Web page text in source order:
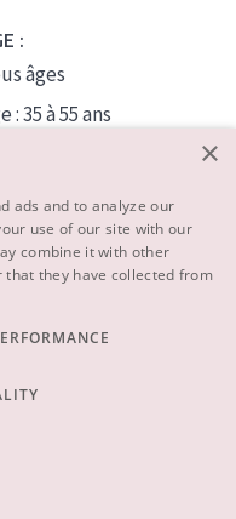
:
âges
: 35 à 55 ans
×
ads and to analyze our
use of our site with our
combine it with other
they have collected from